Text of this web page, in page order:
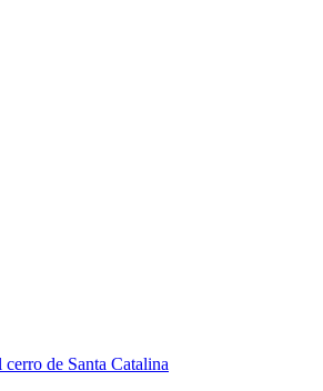
de Santa Catalina